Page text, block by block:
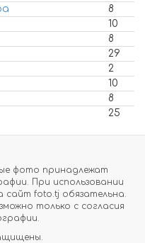
8
10
8
29
2
10
8
25
фото принадлежат
При использовании
сайт foto.tj обязательна.
только с согласия